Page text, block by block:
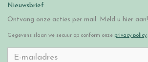
Nieuwsbrief
Ontvang onze acties per mail. Meld u hier aan!
Gegevens slaan we secuur op conform onze privacy policy.